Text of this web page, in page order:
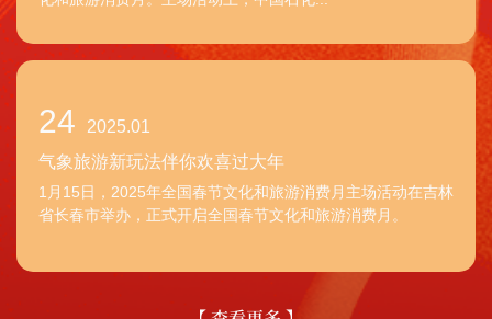
24
2025.01
气象旅游新玩法伴你欢喜过大年
1月15日，2025年全国春节文化和旅游消费月主场活动在吉林
省长春市举办，正式开启全国春节文化和旅游消费月。